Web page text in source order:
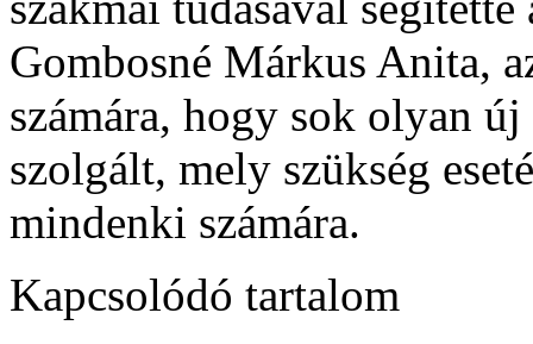
Gombosné Márkus Anita,
számára, hogy sok olyan
szolgált, mely szükség
mindenki számára.
Kapcsolódó tartalom